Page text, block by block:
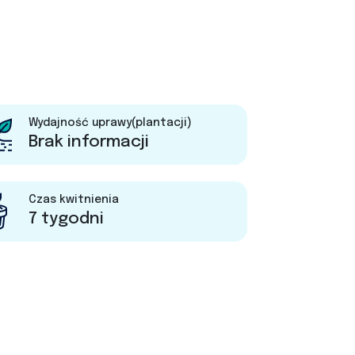
Wydajność uprawy(plantacji)
Brak informacji
Czas kwitnienia
7 tygodni